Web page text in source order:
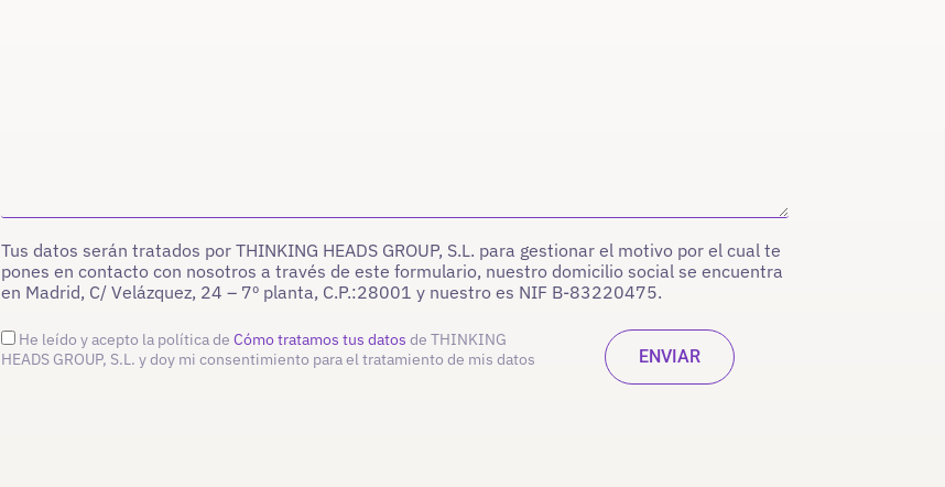
Tus datos serán tratados por THINKING HEADS GROUP, S.L. para gestionar el motivo por el cual te
pones en contacto con nosotros a través de este formulario, nuestro domicilio social se encuentra
en Madrid, C/ Velázquez, 24 – 7º planta, C.P.:28001 y nuestro es NIF B-83220475.
He leído y acepto la política de Cómo tratamos tus datos de THINKING
HEADS GROUP, S.L. y doy mi consentimiento para el tratamiento de mis datos